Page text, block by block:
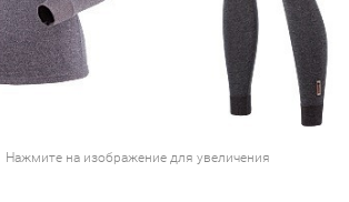
Нажмите на изображение для увеличения